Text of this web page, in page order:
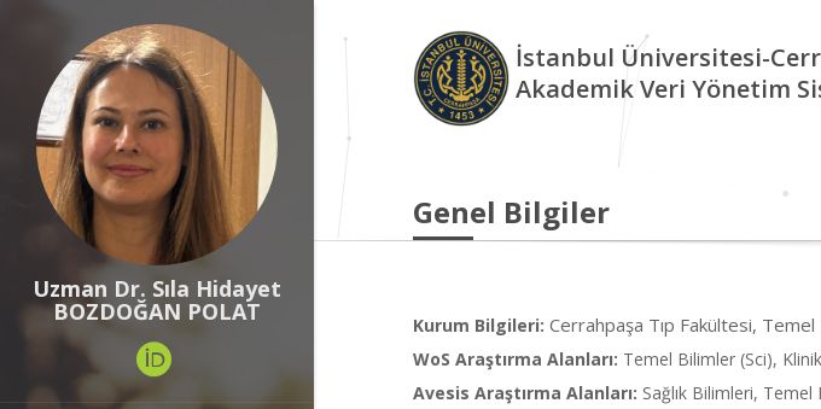
Uzman Dr. Sıla Hidayet
BOZDOĞAN POLAT
İstanbul Üniversitesi-
Akademik Veri Yönetim
Genel Bilgiler
Kurum Bilgileri: Cerrahpaşa Tıp Fakültesi, Temel
WoS Araştırma Alanları: Temel Bilimler (Sci), Klinik
Avesis Araştırma Alanları: Sağlık Bilimleri, Temel